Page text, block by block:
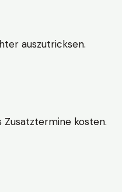
auszutricksen.
kosten.